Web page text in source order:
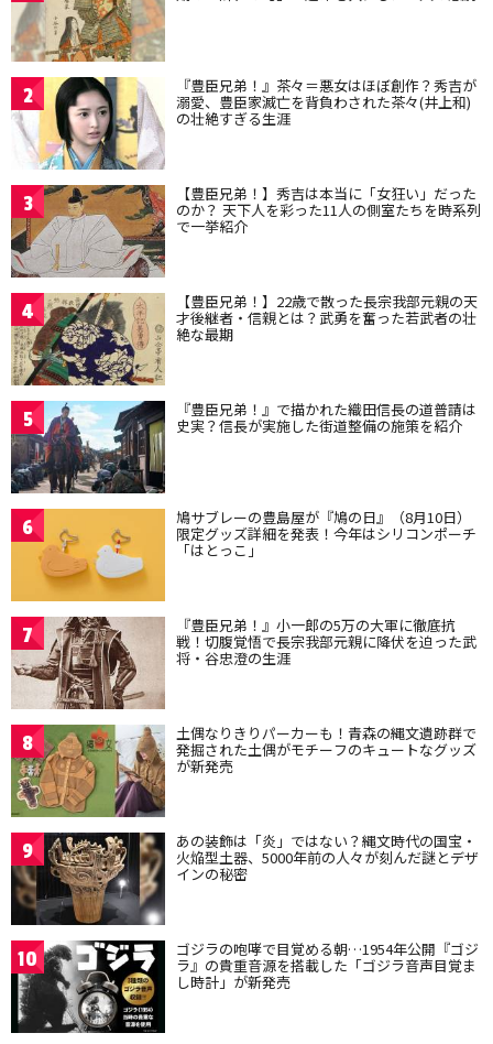
2 『豊臣兄弟！』茶々＝悪女はほぼ創作？秀吉が
溺愛、豊臣家滅亡を背負わされた茶々(井上和)
の壮絶すぎる生涯
3 【豊臣兄弟！】秀吉は本当に「女狂い」だった
のか？ 天下人を彩った11人の側室たちを時系列
で一挙紹介
4 【豊臣兄弟！】22歳で散った長宗我部元親の天
才後継者・信親とは？武勇を奮った若武者の壮
絶な最期
5 『豊臣兄弟！』で描かれた織田信長の道普請は
史実？信長が実施した街道整備の施策を紹介
6 鳩サブレーの豊島屋が『鳩の日』（8月10日）
限定グッズ詳細を発表！今年はシリコンポーチ
「はとっこ」
7 『豊臣兄弟！』小一郎の5万の大軍に徹底抗
戦！切腹覚悟で長宗我部元親に降伏を迫った武
将・谷忠澄の生涯
8 土偶なりきりパーカーも！青森の縄文遺跡群で
発掘された土偶がモチーフのキュートなグッズ
が新発売
9 あの装飾は「炎」ではない？縄文時代の国宝・
火焔型土器、5000年前の人々が刻んだ謎とデザ
インの秘密
10 ゴジラの咆哮で目覚める朝…1954年公開『ゴジ
ラ』の貴重音源を搭載した「ゴジラ音声目覚ま
し時計」が新発売